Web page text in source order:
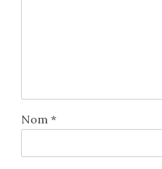
Nom *